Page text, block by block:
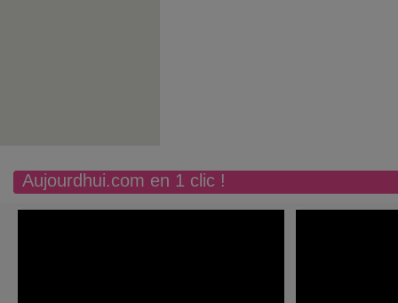
Aujourdhui.com en 1 clic !